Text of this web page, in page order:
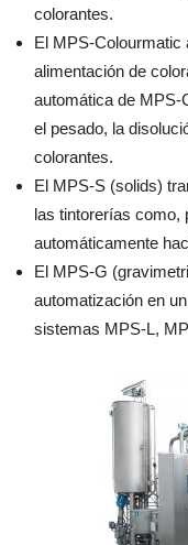
colorantes.
El MPS-Colourmatic
alimentación de
automática de MPS-
el pesado, la
colorantes.
El MPS-S (solids)
las tintorerías como,
automáticamente
El MPS-G
automatización en
sistemas MPS-L,